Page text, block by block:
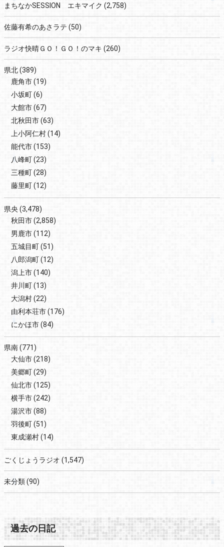
まちなかSESSION エキマイク (2,758)
佐藤有希のあさラテ (50)
ラジオ快晴ＧＯ！ＧＯ！のマキ (260)
県北(389)
鹿角市(19)
小坂町(6)
大館市(67)
北秋田市(63)
上小阿仁村(14)
能代市(153)
八峰町(23)
三種町(28)
藤里町(12)
県央(3,478)
秋田市(2,858)
男鹿市(112)
五城目町(51)
八郎潟町(12)
潟上市(140)
井川町(13)
大潟村(22)
由利本荘市(176)
にかほ市(84)
県南(771)
大仙市(218)
美郷町(29)
仙北市(125)
横手市(242)
湯沢市(88)
羽後町(51)
東成瀬村(14)
ごくじょうラジオ (1,547)
未分類(90)
過去の日記